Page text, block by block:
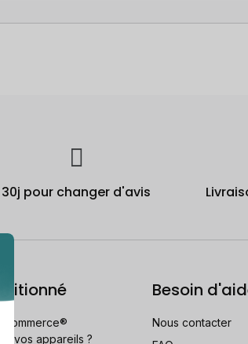
30j pour changer d'avis
vos appareils ?
Besoin
Nous contacter